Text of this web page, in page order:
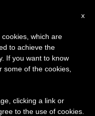
x
which are
to achieve the
If you want to know
of the cookies,
clicking a link or
to the use of cookies.